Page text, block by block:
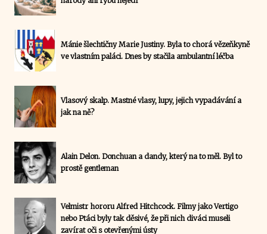
Mánie šlechtičny Marie Justiny. Byla to chorá vězeňkyně
ve vlastním paláci. Dnes by stačila ambulantní léčba
Vlasový skalp. Mastné vlasy, lupy, jejich vypadávání a
jak na ně?
Alain Delon. Donchuan a dandy, který na to měl. Byl to
prostě gentleman
Velmistr hororu Alfred Hitchcock. Filmy jako Vertigo
nebo Ptáci byly tak děsivé, že při nich diváci museli
zavírat oči s otevřenými ústy